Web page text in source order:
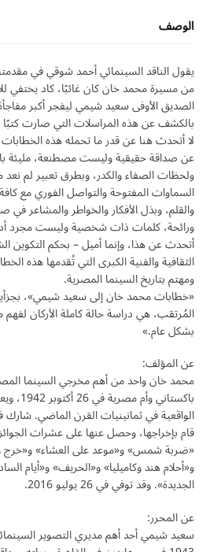
الوصف
يقول الناقد السينمائي أحمد شوقي في
من مسيرة محمد خان كان غائبًا، كاد يختفي
الصديق الأوفى سعيد شيمي ليفجر أكبر
بالكشف عن هذه المراسلات التي صارت كتبًا
لا أتحدث هنا عن قدر ما تحمله هذه
عن صداقة حقيقية وليست مصطنعة، مليئة
ولحظات الصفاء والكدر، وبطرق تعبير لم
السماوات المفتوحة والتواصل الفوري مع كافة
والقلم، وبذل الأفكار والخواطر والمشاعر
ورائحة، كلمات ذات شخصية وليست مجرد
أتحدث عن هذا، وإنما أميل – بحكم التكوين
الثقافية والفنية الكبرى التي تُقدمها هذه
ومهتم بتاريخ السينما المصرية.
«خطابات محمد خان إلى سعيد شيمي»،
المُرتقب، هي دراسة حالة كاملة الأركان
بشكل عام.»
عن المؤلف:
محمد خان واحد من أهم مخرجي السينما
قام بإخراجها، وحصل عنها على عشرات
«ضربة شمس» و«موعد على العشاء» و«خرج
و«أحلام هند وكاميليا» و«الحريف» و«أيام
الجديدة». وقد توفي في 26 يوليو 2016.
عن المحرر:
سعيد شيمي أحد أهم مديري التصوير